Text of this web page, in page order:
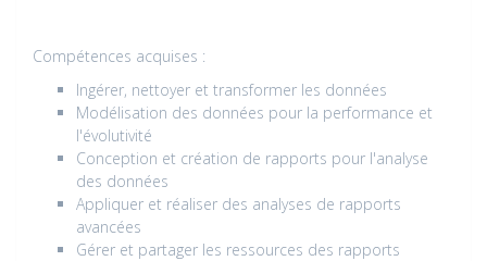
Compétences acquises :
Ingérer, nettoyer et transformer les données
Modélisation des données pour la performance et
l'évolutivité
Conception et création de rapports pour l'analyse
des données
Appliquer et réaliser des analyses de rapports
avancées
Gérer et partager les ressources des rapports